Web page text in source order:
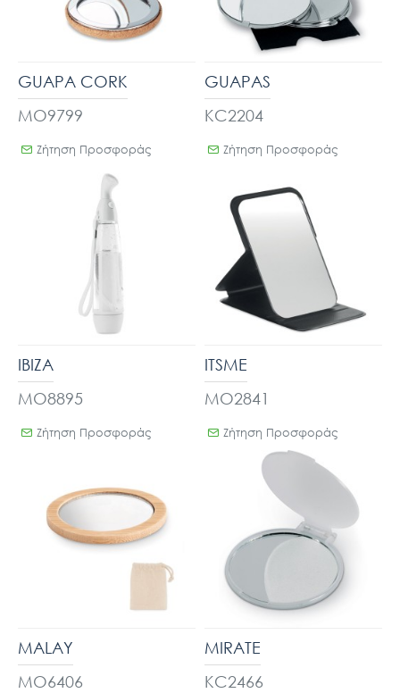
MO9799
GUAPA CORK
Ζήτηση Προσφοράς
KC2204
GUAPAS
Ζήτηση Προσφοράς
MO8895
IBIZA
Ζήτηση Προσφοράς
MO2841
ITSME
Ζήτηση Προσφοράς
MO6406
MALAY
KC2466
MIRATE